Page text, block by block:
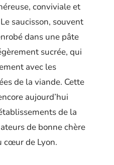
conviviale et
saucisson, souvent
dans une pâte
sucrée, qui
avec les
de la viande. Cette
aujourd’hui
de la
de bonne chère
cœur de Lyon.